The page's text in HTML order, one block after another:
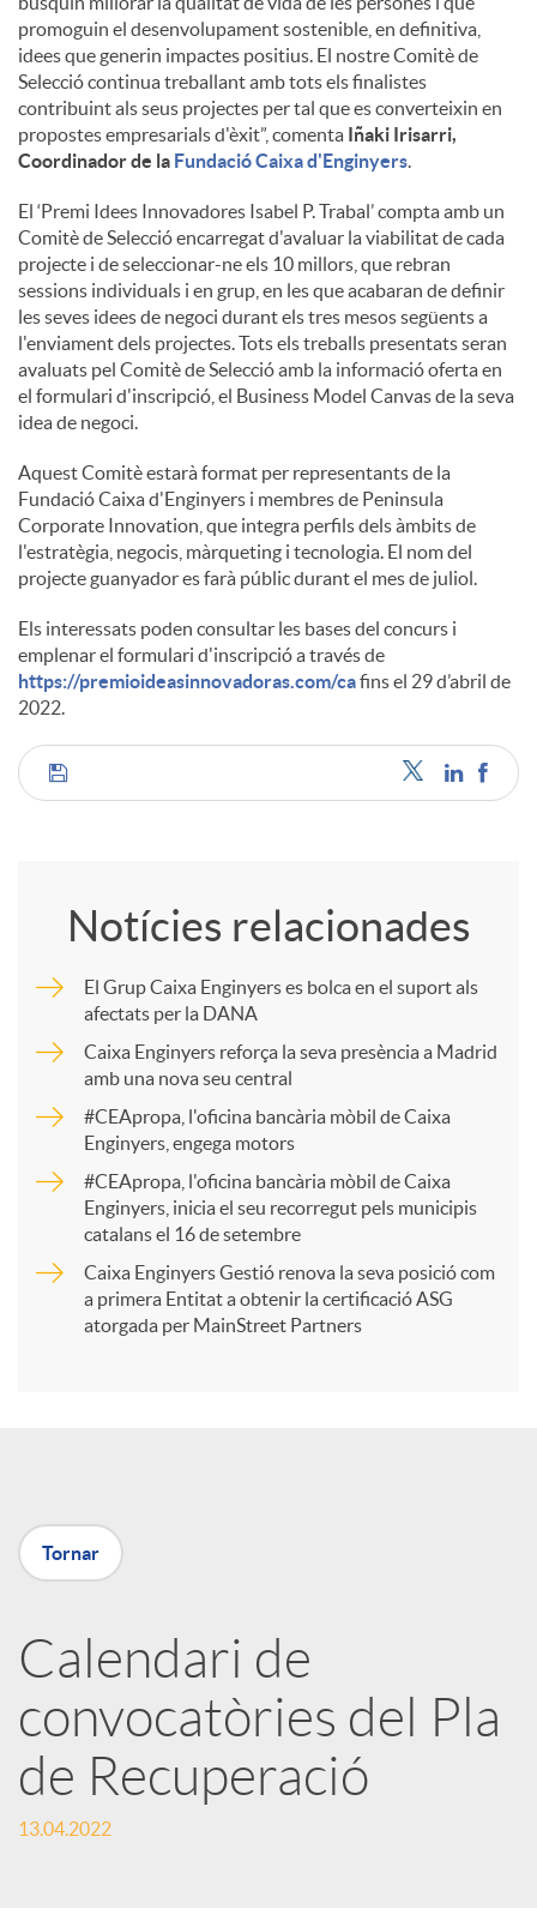
promoguin el desenvolupament sostenible, en definitiva,
idees que generin impactes positius. El nostre Comitè de
Selecció continua treballant amb tots els finalistes
contribuint als seus projectes per tal que es converteixin en
propostes empresarials d'èxit”, comenta Iñaki Irisarri,
Coordinador de la Fundació Caixa d'Enginyers.
El ‘Premi Idees Innovadores Isabel P. Trabal’ compta amb un
Comitè de Selecció encarregat d'avaluar la viabilitat de cada
projecte i de seleccionar-ne els 10 millors, que rebran
sessions individuals i en grup, en les que acabaran de definir
les seves idees de negoci durant els tres mesos següents a
l'enviament dels projectes. Tots els treballs presentats seran
avaluats pel Comitè de Selecció amb la informació oferta en
el formulari d'inscripció, el Business Model Canvas de la seva
idea de negoci.
Aquest Comitè estarà format per representants de la
Fundació Caixa d'Enginyers i membres de Peninsula
Corporate Innovation, que integra perfils dels àmbits de
l'estratègia, negocis, màrqueting i tecnologia. El nom del
projecte guanyador es farà públic durant el mes de juliol.
Els interessats poden consultar les bases del concurs i
emplenar el formulari d'inscripció a través de
https://premioideasinnovadoras.com/cafins el 29 d’abril de
2022.
C
m
p
a
r
t
X
a
r
x
Notícies relacionades
El Grup Caixa Enginyers es bolca en el suport als
afectats per la DANA
Caixa Enginyers reforça la seva presència a Madrid
amb una nova seu central
#CEApropa, l'oficina bancària mòbil de Caixa
Enginyers, engega motors
#CEApropa, l'oficina bancària mòbil de Caixa
Enginyers, inicia el seu recorregut pels municipis
catalans el 16 de setembre
Caixa Enginyers Gestió renova la seva posició com
a primera Entitat a obtenir la certificació ASG
atorgada per MainStreet Partners
Tornar
Calendari de
convocatòries del Pla
de Recuperació
13.04.2022